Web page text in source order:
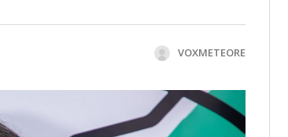
VOXMETEORE